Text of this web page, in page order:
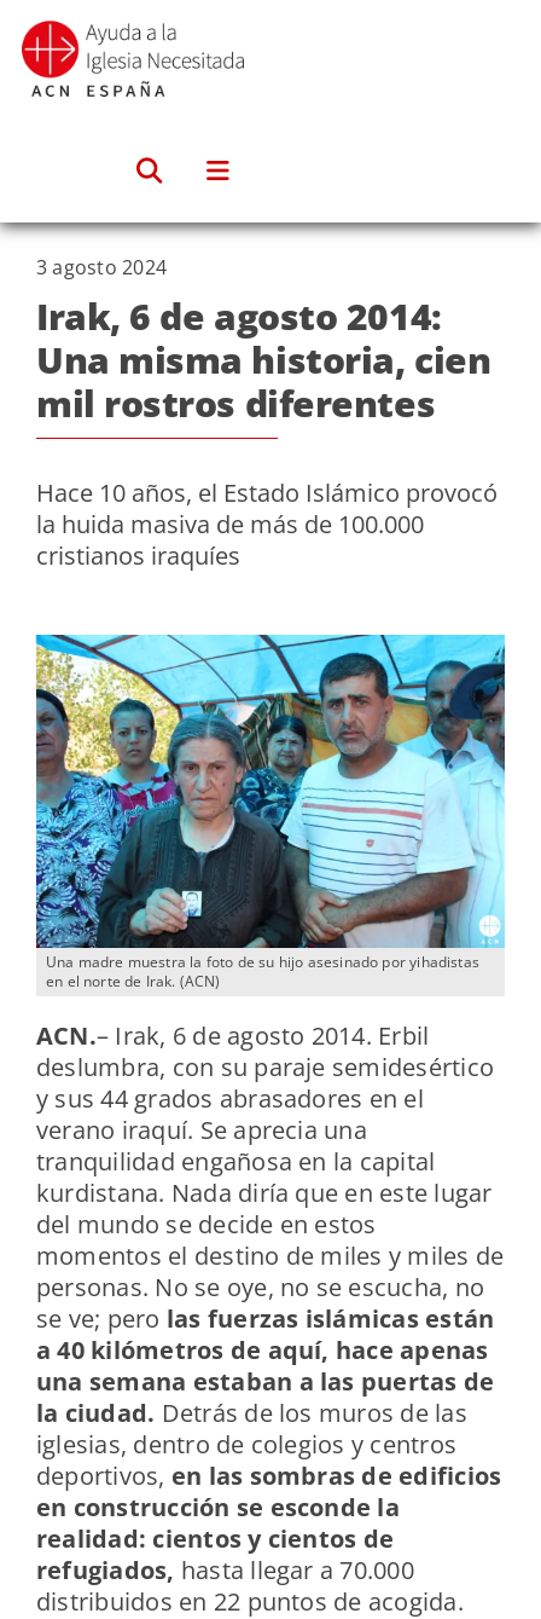
Saltar
contenido
Una madre muestra la foto de su hijo asesinado por yihadistas
en el norte de Irak. (ACN)
3 agosto 2024
Irak, 6 de agosto 2014:
Una misma historia, cien
mil rostros diferentes
Hace 10 años, el Estado Islámico provocó
la huida masiva de más de 100.000
cristianos iraquíes
ACN.– Irak, 6 de agosto 2014. Erbil
deslumbra, con su paraje semidesértico
y sus 44 grados abrasadores en el
verano iraquí. Se aprecia una
tranquilidad engañosa en la capital
kurdistana. Nada diría que en este lugar
del mundo se decide en estos
momentos el destino de miles y miles de
personas. No se oye, no se escucha, no
se ve; pero las fuerzas islámicas están
a 40 kilómetros de aquí, hace apenas
una semana estaban a las puertas de
la ciudad. Detrás de los muros de las
iglesias, dentro de colegios y centros
deportivos, en las sombras de edificios
en construcción se esconde la
realidad: cientos y cientos de
refugiados, hasta llegar a 70.000
distribuidos en 22 puntos de acogida.